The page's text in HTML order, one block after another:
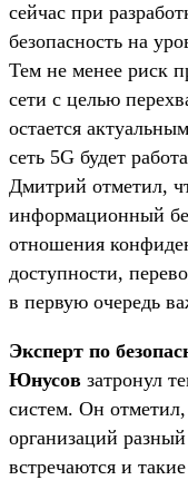
сейчас при
безопасность на
Тем не менее риск
сети с целью
остается
сеть 5G будет
Дмитрий отметил,
информационный
отношения
доступности,
в первую очередь
Эксперт по
Юнусов затронул
систем. Он
организаций
встречаются и